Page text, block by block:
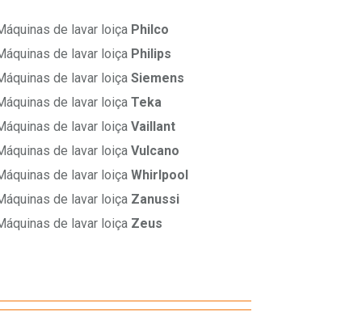
de lavar loiça Philco
de lavar loiça Philips
de lavar loiçaSiemens
de lavar loiçaTeka
de lavar loiçaVaillant
de lavar loiçaVulcano
de lavar loiçaWhirlpool
de lavar loiça Zanussi
de lavar loiça Zeus